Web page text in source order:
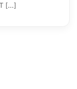
[...]